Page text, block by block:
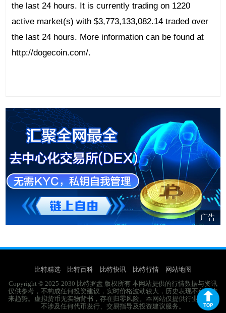
the last 24 hours. It is currently trading on 1220
active market(s) with $3,773,133,082.14 traded over
the last 24 hours. More information can be found at
http://dogecoin.com/.
广告
比特精选 比特百科 比特快讯 比特行情 网站地图
Copyright © 2025-2030 比特罗盘 版权所有 本网站提供的行情数据与资讯
仅供参考，不构成任何投资建议，实时价格波动较大，历史表现不代表未
来趋势。虚拟货币无实物背书，存在归零风险。本网站仅提供行业资讯，
不涉及任何代币发行、交易指导及投资建议服务。